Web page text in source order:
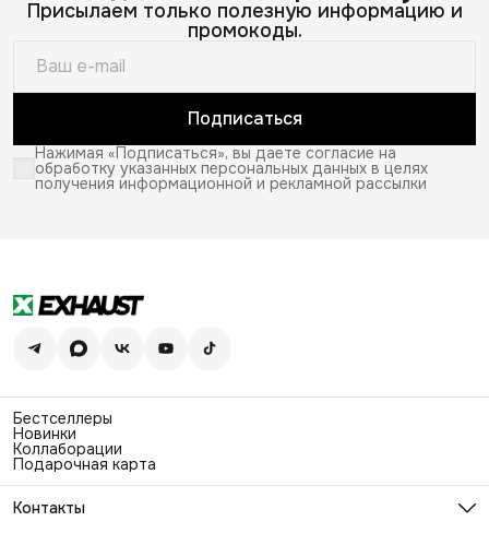
Присылаем только полезную информацию и
промокоды.
Подписаться
Нажимая «Подписаться», вы даете согласие на
обработку указанных персональных данных в целях
получения информационной и рекламной рассылки
Бестселлеры
Новинки
Коллаборации
Подарочная карта
Контакты